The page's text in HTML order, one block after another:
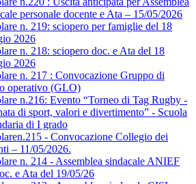
personale docente e Ata – 15/05/2026
n. 219: sciopero per famiglie del 18
2026
n. 218: sciopero doc. e Ata del 18
2026
n. 217 : Convocazione Gruppo di
operativo (GLO)
n.216: Evento “Torneo di Tag Rugby -
di sport, valori e divertimento” - Scuola
di I grado
- Convocazione Collegio dei
– 11/05/2026.
n. 214 - Assemblea sindacale ANIEF
e Ata del 19/05/26